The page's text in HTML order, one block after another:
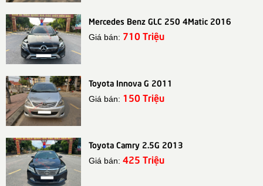
Mercedes Benz GLC 250 4Matic 2016
Giá bán: 710 Triệu
Toyota Innova G 2011
Giá bán: 150 Triệu
Toyota Camry 2.5G 2013
Giá bán:425 Triệu